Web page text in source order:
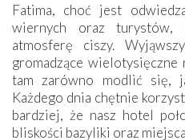
Fatima, choć jest
wiernych oraz turystów,
atmosferę ciszy.
gromadzące wielotysięczne
tam zarówno modlić się,
Każdego dnia chętnie
bardziej, że nasz hotel
bliskości bazyliki oraz